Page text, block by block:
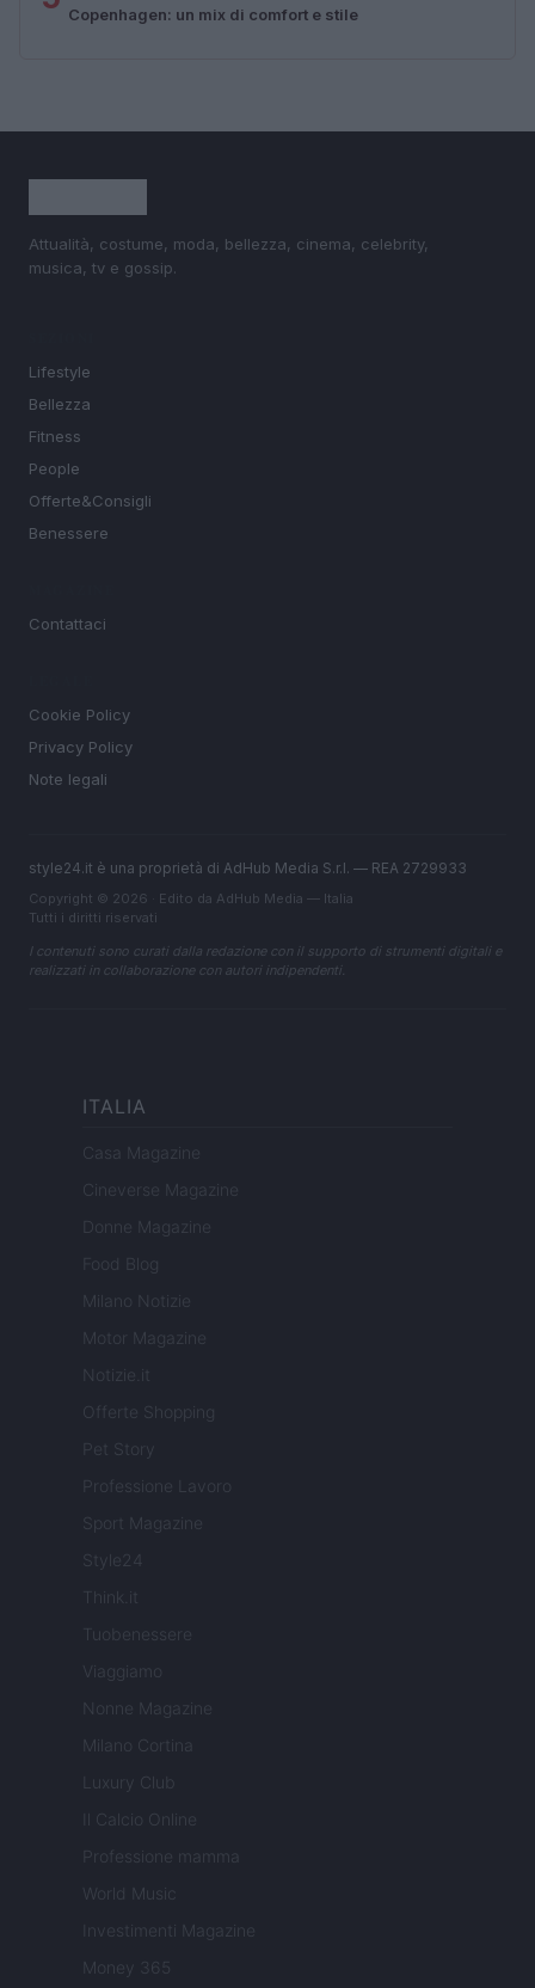
Copenhagen: un mix di comfort e stile
Attualità, costume, moda, bellezza, cinema, celebrity,
musica, tv e gossip.
Lifestyle
Bellezza
Fitness
People
Offerte&Consigli
Benessere
Contattaci
Cookie Policy
Privacy Policy
Note legali
style24.it è una proprietà di AdHub Media S.r.l. — REA 2729933
Copyright © 2026 · Edito da AdHub Media — Italia
Tutti i diritti riservati
I contenuti sono curati dalla redazione con il supporto di strumenti digitali e
realizzati in collaborazione con autori indipendenti.
ITALIA
Casa Magazine
Cineverse Magazine
Donne Magazine
Food Blog
Milano Notizie
Motor Magazine
Notizie.it
Offerte Shopping
Pet Story
Professione Lavoro
Sport Magazine
Style24
Think.it
Tuobenessere
Viaggiamo
Nonne Magazine
Milano Cortina
Luxury Club
Il Calcio Online
Professione mamma
World Music
Investimenti Magazine
Money 365